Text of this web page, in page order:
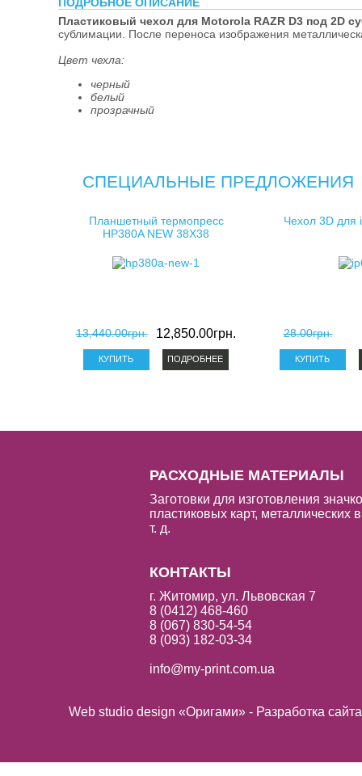
косметички
клатчи для
Пластиковый чехол для Motorola RAZR D3 под 2D
сублимации. После переноса изображения
Цвет чехла:
черный
белый
прозрачный
СПЕЦИАЛЬНЫЕ ПРЕДЛОЖЕНИЯ
Планшетный термопресс
HP380A NEW 38X38
13,440.00грн. 12,850.00грн.
ПОДРОБНЕЕ
Чехол 3D для
28.00грн.
РАСХОДНЫЕ МАТЕРИАЛЫ
Заготовки для изготовления
пластиковых карт, металлических
т. д.
КОНТАКТЫ
г. Житомир, ул. Львовская 7
8 (0412) 468-460
8 (067) 830-54-54
8 (093) 182-03-34
info@my-print.com.ua
Web studio design «Оригами» - Разработка